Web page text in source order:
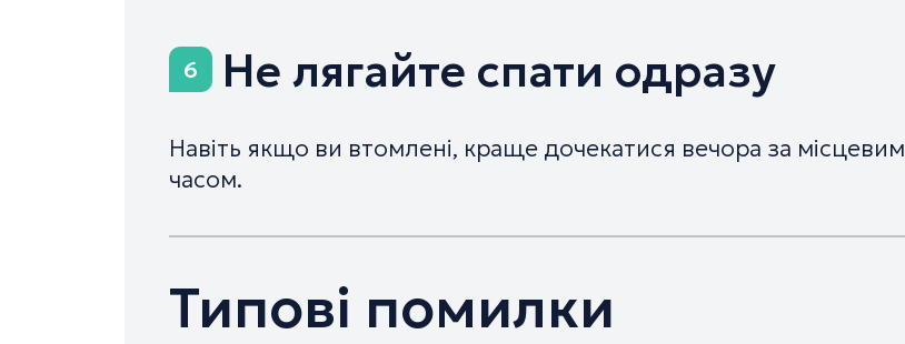
6 Не лягайте спати одразу
Навіть якщо ви втомлені, краще дочекатися вечора за місцевим
часом.
Типові помилки